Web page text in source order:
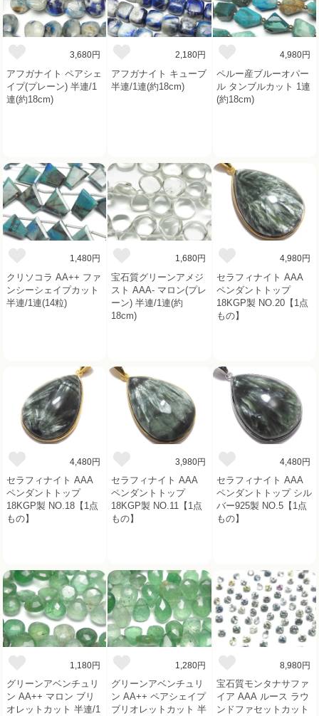
3,680円
アフガナイト ペアシェ
イプ(プレーン) 半連/1
連(約18cm)
2,180円
アフガナイト キューブ
半連/1連(約18cm)
4,980円
ペルー産ブルーオパー
ル タンブルカット 1連
(約18cm)
1,480円
クリソコラ AA++ ファ
ンシーシェイプカット
半連/1連(14粒)
1,680円
宝石質グリーンアメジ
スト AAA- マロン(プレ
ーン) 半連/1連(約
18cm)
4,980円
セラフィナイト AAA
ペンダントトップ
18KGP製 NO.20【1点
もの】
4,480円
セラフィナイト AAA
ペンダントトップ
18KGP製 NO.18【1点
もの】
3,980円
セラフィナイト AAA
ペンダントトップ
18KGP製 NO.11【1点
もの】
4,480円
セラフィナイト AAA
ペンダントトップ シル
バー925製 NO.5【1点
もの】
1,180円
グリーンアベンチュリ
ン AA++ マロン ブリ
オレットカット 半連/1
1,280円
グリーンアベンチュリ
ン AA++ ペアシェイプ
ブリオレットカット 半
8,980円
宝石質モンタナサファ
イア AAA ルース ラウ
ンドファセットカット